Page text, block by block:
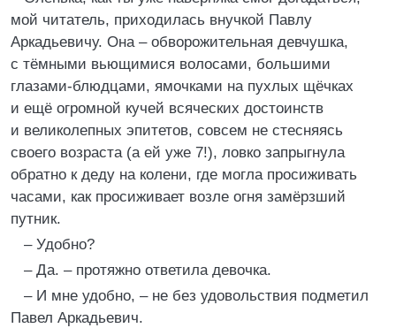
мой читатель, приходилась внучкой Павлу
Аркадьевичу. Она – обворожительная девчушка,
с тёмными вьющимися волосами, большими
глазами-блюдцами, ямочками на пухлых щёчках
и ещё огромной кучей всяческих достоинств
и великолепных эпитетов, совсем не стесняясь
своего возраста (а ей уже 7!), ловко запрыгнула
обратно к деду на колени, где могла просиживать
часами, как просиживает возле огня замёрзший
путник.
– Удобно?
– Да. – протяжно ответила девочка.
– И мне удобно, – не без удовольствия подметил
Павел Аркадьевич.